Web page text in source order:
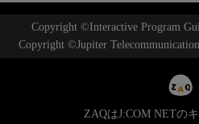
Copyright ©Interactive Program
Copyright ©Jupiter
ZAQはJ:COM NETの